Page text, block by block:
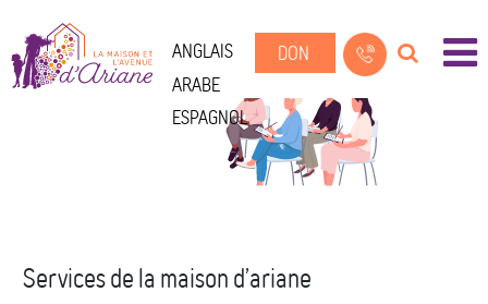
ANGLAIS
ARABE
ESPAGNOL
DON
Services de la maison d’ariane